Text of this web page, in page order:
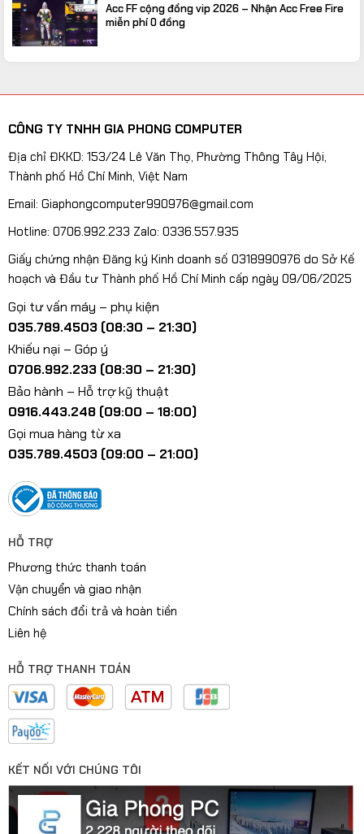
Acc FF cộng đồng vip 2026 – Nhận Acc Free Fire
miễn phí 0 đồng
CÔNG TY TNHH GIA PHONG COMPUTER
Địa chỉ ĐKKD: 153/24 Lê Văn Thọ, Phường Thông Tây Hội,
Thành phố Hồ Chí Minh, Việt Nam
Email: Giaphongcomputer990976@gmail.com
Hotline: 0706.992.233 Zalo: 0336.557.935
Giấy chứng nhận Đăng ký Kinh doanh số 0318990976 do Sở Kế
hoạch và Đầu tư Thành phố Hồ Chí Minh cấp ngày 09/06/2025
Gọi tư vấn máy – phụ kiện
035.789.4503 (08:30 – 21:30)
Khiếu nại – Góp ý
0706.992.233 (08:30 – 21:30)
Bảo hành – Hỗ trợ kỹ thuật
0916.443.248 (09:00 – 18:00)
Gọi mua hàng từ xa
035.789.4503 (09:00 – 21:00)
HỖ TRỢ
Phương thức thanh toán
Vận chuyển và giao nhận
Chính sách đổi trả và hoàn tiền
Liên hệ
HỖ TRỢ THANH TOÁN
KẾT NỐI VỚI CHÚNG TÔI